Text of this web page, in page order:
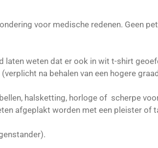
voor medische redenen. Geen
laten weten dat er ook in wit t-shirt
na behalen van een hogere
halsketting, horloge of scherpe
afgeplakt worden met een pleister of